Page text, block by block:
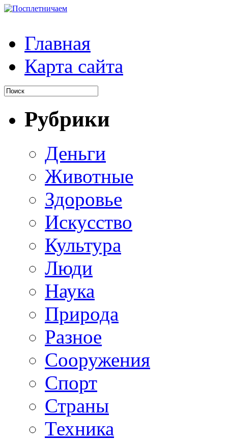
Главная
Карта сайта
Рубрики
Деньги
Животные
Здоровье
Искусство
Культура
Люди
Наука
Природа
Разное
Сооружения
Спорт
Страны
Техника